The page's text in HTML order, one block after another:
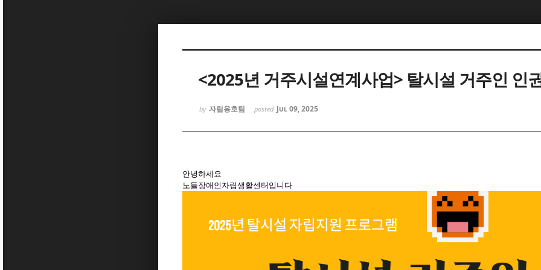
<2025년 거주시설연계사업> 탈시설 거주인 인
by 자립옹호팀 posted Jul 09, 2025
안녕하세요
노들장애인자립생활센터입니다
Sketchbook5, 스케치북5
Sketchbook5, 스케치북5